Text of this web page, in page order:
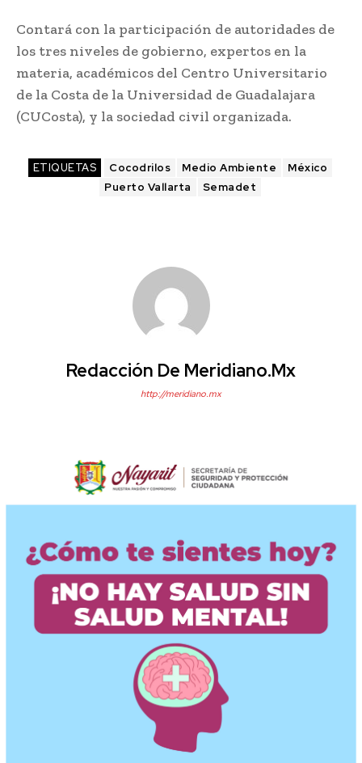
Contará con la participación de autoridades de
los tres niveles de gobierno, expertos en la
materia, académicos del Centro Universitario
de la Costa de la Universidad de Guadalajara
(CUCosta), y la sociedad civil organizada.
ETIQUETAS Cocodrilos Medio Ambiente
México
Puerto Vallarta
Semadet
Redacción De Meridiano.mx
http://meridiano.mx